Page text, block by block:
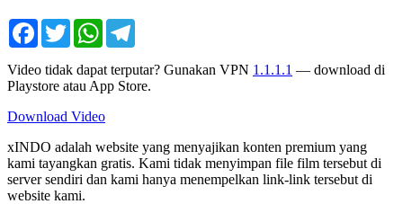
Facebook
TwitterWhatsApp
Video tidak dapat terputar? Gunakan VPN 1.1.1.1 — download di
Playstore atau App Store.
Download Video
xINDO adalah website yang menyajikan konten premium yang
kami tayangkan gratis. Kami tidak menyimpan file film tersebut di
server sendiri dan kami hanya menempelkan link-link tersebut di
website kami.